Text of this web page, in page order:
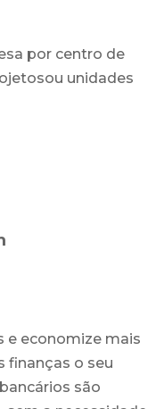
por centro de
unidades
e economize mais
finanças o seu
são